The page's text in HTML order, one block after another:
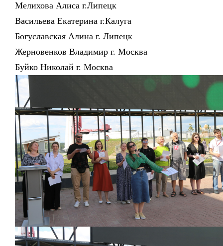
Мелихова Алиса г.Липецк
Васильева Екатерина г.Калуга
Богуславская Алина г. Липецк
Жерновенков Владимир г. Москва
Буйко Николай г. Москва